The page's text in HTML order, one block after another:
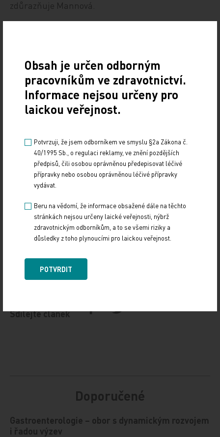
zdůrazňuje Mannová.
nenasloucháme našemu tělu a od toho, co je
zdravé, se odchylujeme buďto k tomu, že jíme
příliš mnoho, nebo zase příliš málo.
ČTK/L'Express
Zdroj: ČTK
Sdílejte článek
Doporučené
Gastroenterologie – obor s dynamickým rozvojem
i řadou výzev
Obsah je určen odborným
pracovníkům ve zdravotnictví.
Informace nejsou určeny pro
laickou veřejnost.
Potvrzuji, že jsem odborníkem ve smyslu §2a Zákona č.
40/1995 Sb., o regulaci reklamy, ve znění pozdějších
předpisů, čili osobou oprávněnou předepisovat léčivé
přípravky nebo osobou oprávněnou léčivé přípravky
vydávat.
Beru na vědomí, že informace obsažené dále na těchto
stránkách nejsou určeny laické veřejnosti, nýbrž
zdravotnickým odborníkům, a to se všemi riziky a
důsledky z toho plynoucími pro laickou veřejnost.
POTVRDIT